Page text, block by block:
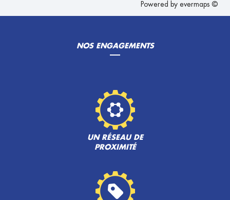
Powered by evermaps ©
NOS ENGAGEMENTS
UN RÉSEAU DE
PROXIMITÉ